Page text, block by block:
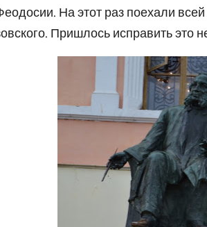
На этот раз поехали
Пришлось исправить это